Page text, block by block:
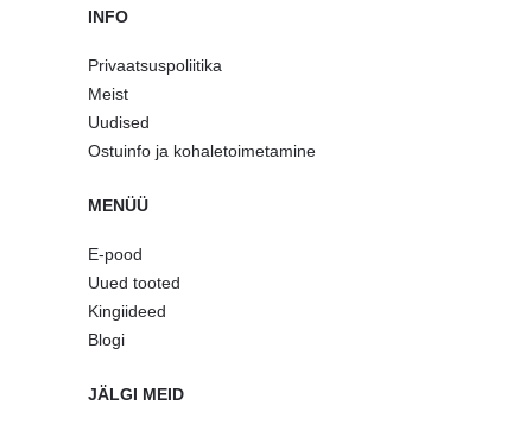
INFO
Privaatsuspoliitika
Meist
Uudised
Ostuinfo ja kohaletoimetamine
MENÜÜ
E-pood
Uued tooted
Kingiideed
Blogi
JÄLGI MEID